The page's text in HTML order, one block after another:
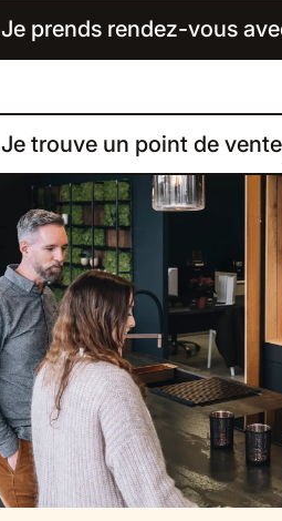
Je prends rendez-vous
Je trouve un point de